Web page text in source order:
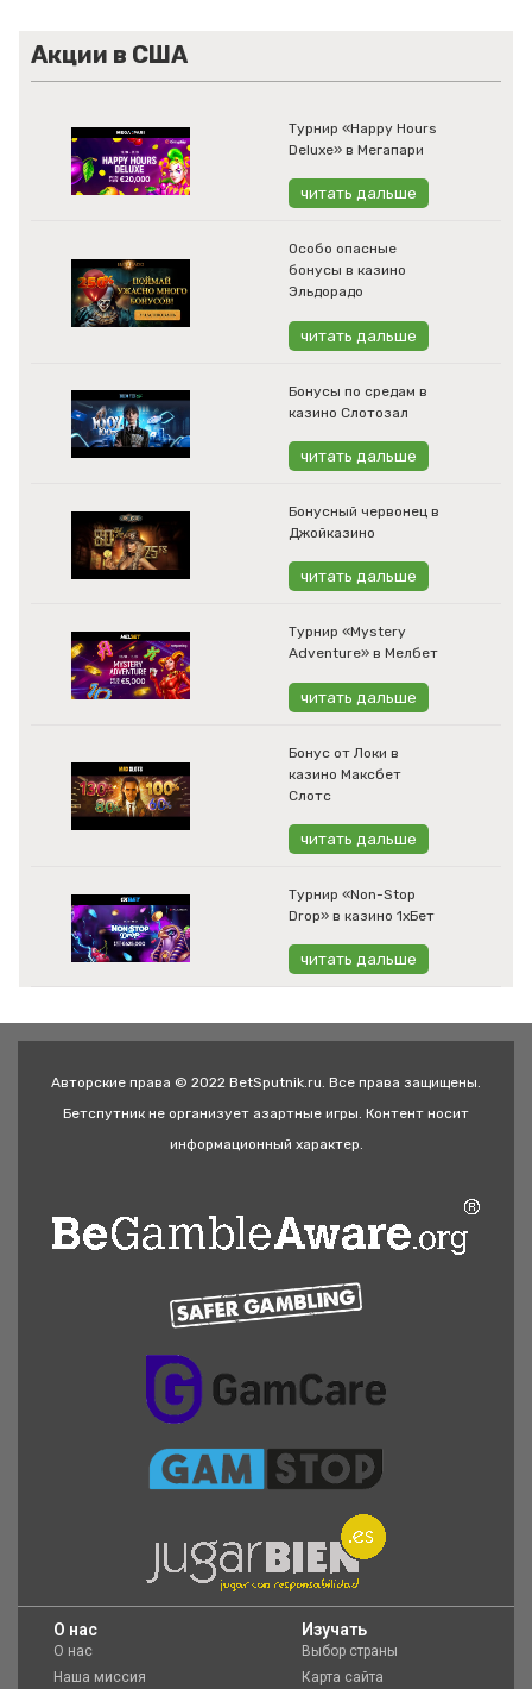
Акции в США
Турнир «Happy Hours
Deluxe» в Мегапари
читать дальше
Особо опасные
бонусы в казино
Эльдорадо
читать дальше
Бонусы по средам в
казино Слотозал
читать дальше
Бонусный червонец в
Джойказино
читать дальше
Турнир «Mystery
Adventure» в Мелбет
читать дальше
Бонус от Локи в
казино Максбет
Слотс
читать дальше
Турнир «Non-Stop
Drop» в казино 1хБет
читать дальше
Авторские права © 2022 BetSputnik.ru. Все права защищены.
Бетспутник не организует азартные игры. Контент носит
информационный характер.
O нас
О нас
Наша миссия
Изучать
Выбор страны
Карта сайта